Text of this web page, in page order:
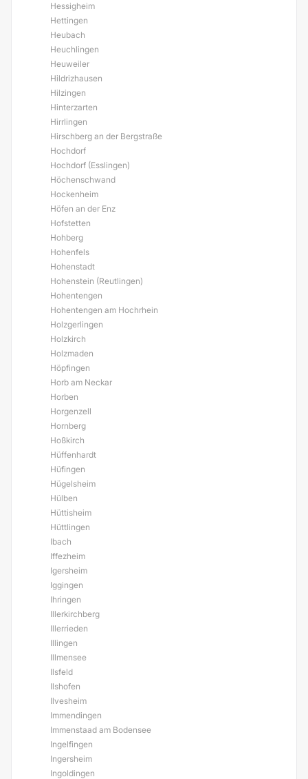
Hessigheim
Hettingen
Heubach
Heuchlingen
Heuweiler
Hildrizhausen
Hilzingen
Hinterzarten
Hirrlingen
Hirschberg an der Bergstraße
Hochdorf
Hochdorf (Esslingen)
Höchenschwand
Hockenheim
Höfen an der Enz
Hofstetten
Hohberg
Hohenfels
Hohenstadt
Hohenstein (Reutlingen)
Hohentengen
Hohentengen am Hochrhein
Holzgerlingen
Holzkirch
Holzmaden
Höpfingen
Horb am Neckar
Horben
Horgenzell
Hornberg
Hoßkirch
Hüffenhardt
Hüfingen
Hügelsheim
Hülben
Hüttisheim
Hüttlingen
Ibach
Iffezheim
Igersheim
Iggingen
Ihringen
Illerkirchberg
Illerrieden
Illingen
Illmensee
Ilsfeld
Ilshofen
Ilvesheim
Immendingen
Immenstaad am Bodensee
Ingelfingen
Ingersheim
Ingoldingen